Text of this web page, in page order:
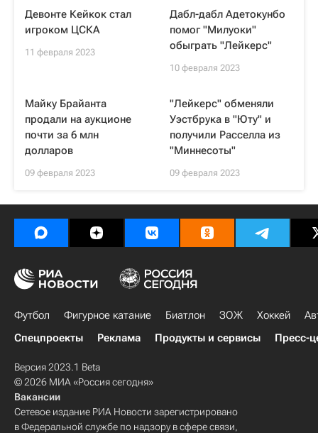
Девонте Кейкок стал
игроком ЦСКА
11 февраля 2023
Дабл-дабл Адетокунбо
помог "Милуоки"
обыграть "Лейкерс"
10 февраля 2023
Майку Брайанта
продали на аукционе
почти за 6 млн
долларов
09 февраля 2023
"Лейкерс" обменяли
Уэстбрука в "Юту" и
получили Расселла из
"Миннесоты"
09 февраля 2023
Футбол Фигурное катание Биатлон ЗОЖ Хоккей
Спецпроекты
Реклама Продукты и сервисы Пресс-
Версия 2023.1 Beta
© 2026 МИА «Россия сегодня»
Вакансии
Сетевое издание РИА Новости зарегистрировано
в Федеральной службе по надзору в сфере связи,